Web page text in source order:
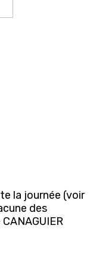
la journée (voir
des